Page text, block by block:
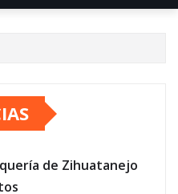
de Zihuatanejo